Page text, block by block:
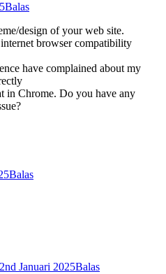
Balas
design of your web site.
browser compatibility
have complained about my
in Chrome. Do you have any
Balas
Januari 2025Balas